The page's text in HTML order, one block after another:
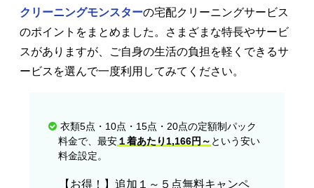
クリーニングモンスターの宅配クリーニングサービス
のポイントをまとめました。さまざまな特長やサービ
スがありますが、ご自身の生活の負担を軽くできるサ
ービスを選んで一度利用してみてください。
衣類5点・10点・15点・20点の定額制パック
料金で、最安１着あたり1,166円～ という安い
料金設定。
【お得！】追加１～５点無料キャンペ